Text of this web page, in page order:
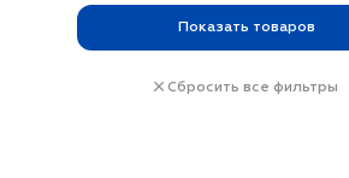
Показать товаров
Сбросить все фильтры